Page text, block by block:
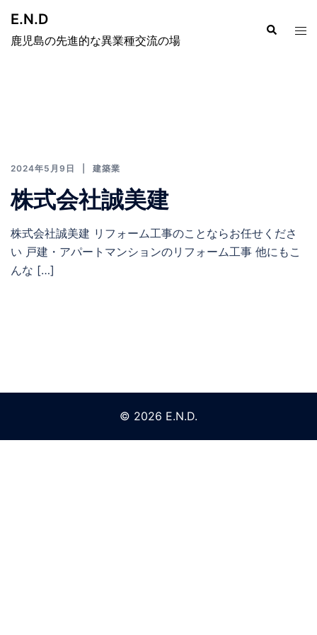
E.N.D
鹿児島の先進的な異業種交流の場
2024年5月9日 建築業
株式会社誠美建
株式会社誠美建 リフォーム工事のことならお任せくださ
い 戸建・アパートマンションのリフォーム工事 他にもこ
んな […]
© 2026 E.N.D.